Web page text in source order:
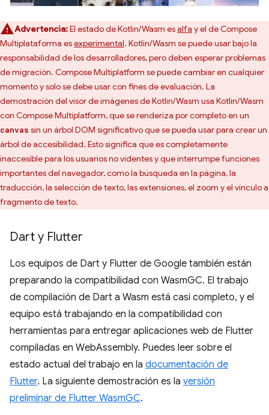
Advertencia:El estado de Kotlin/Wasm esalfa y el de Compose
Multiplataforma esexperimental. Kotlin/Wasm se puede usar bajo la
responsabilidad de los desarrolladores, pero deben esperar problemas
de migración. Compose Multiplatform se puede cambiar en cualquier
momento y solo se debe usar con fines de evaluación. La
demostración del visor de imágenes de Kotlin/Wasm usa Kotlin/Wasm
con Compose Multiplatform, que se renderiza por completo en un
canvas sin un árbol DOM significativo que se pueda usar para crear un
árbol de accesibilidad. Esto significa que es completamente
inaccesible para los usuarios no videntes y que interrumpe funciones
importantes del navegador, como la búsqueda en la página, la
traducción, la selección de texto, las extensiones, el zoom y el vínculo a
fragmento de texto.
Dart y Flutter
Los equipos de Dart y Flutter de Google también están
preparando la compatibilidad con WasmGC. El trabajo
de compilación de Dart a Wasm está casi completo, y el
equipo está trabajando en la compatibilidad con
herramientas para entregar aplicaciones web de Flutter
compiladas en WebAssembly. Puedes leer sobre el
estado actual del trabajo en la documentación de
Flutter. La siguiente demostración es la versión
preliminar de Flutter WasmGC.